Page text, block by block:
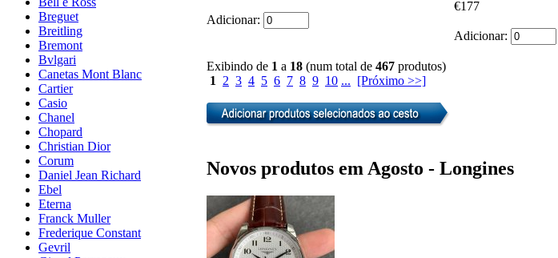
Breguet
Breitling
Bremont
Bvlgari
Canetas Mont Blanc
Cartier
Casio
Chanel
Chopard
Christian Dior
Corum
Daniel Jean Richard
Ebel
Eterna
Franck Muller
Frederique Constant
Gevril
Adicionar:
€177
Adicionar:
Exibindo de 1 a 18 (num total de 467 produtos)
1
2 3 4 5 6 7 8 9 10 ... [Próximo >>]
Novos produtos em Agosto - Longines